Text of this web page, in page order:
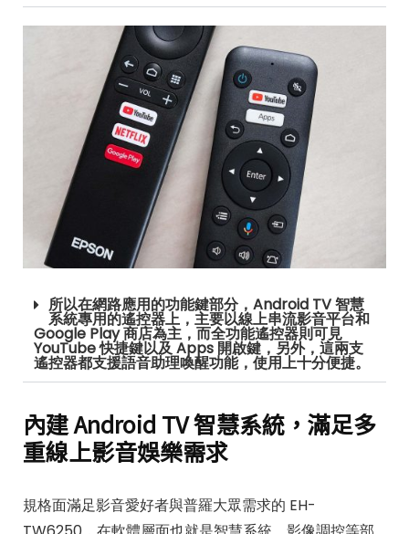
所以在網路應用的功能鍵部分，Android TV 智慧
系統專用的遙控器上，主要以線上串流影音平台和
Google Play 商店為主，而全功能遙控器則可見
YouTube 快捷鍵以及 Apps 開啟鍵，另外，這兩支
遙控器都支援語音助理喚醒功能，使用上十分便捷。
內建Android TV智慧系統，滿足多
重線上影音娛樂需求
規格面滿足影音愛好者與普羅大眾需求的 EH-